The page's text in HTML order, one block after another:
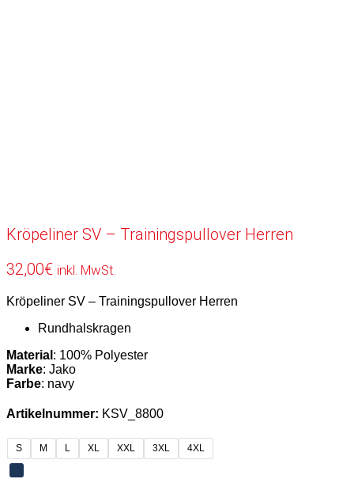
Kröpeliner SV – Trainingspullover Herren
32,00€ inkl. MwSt.
Kröpeliner SV – Trainingspullover Herren
Rundhalskragen
Material : 100% Polyester
Marke: Jako
Farbe: navy
Artikelnummer: KSV_8800
S M L XL XXL 3XL 4XL